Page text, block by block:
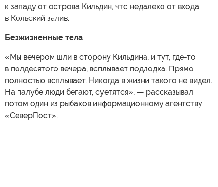
к западу от острова Кильдин, что недалеко от входа
в Кольский залив.
Безжизненные тела
«Мы вечером шли в сторону Кильдина, и тут, где-то
в полдесятого вечера, всплывает подлодка. Прямо
полностью всплывает. Никогда в жизни такого не видел.
На палубе люди бегают, суетятся», — рассказывал
потом один из рыбаков информационному агентству
«СеверПост».